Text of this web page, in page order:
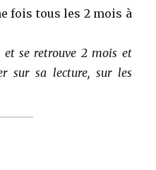
fois tous les 2 mois à
se retrouve 2 mois et
sur sa lecture, sur les